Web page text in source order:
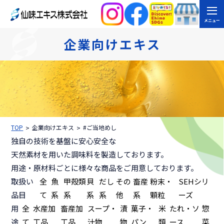
メニュー
企業向けエキス
TOP 企業向けエキス #ご当地めし
独自の技術を基盤に安心安全な
天然素材を用いた調味料を製造しております。
用途・原材料ごとに様々な商品をご用意しております。
取扱い
品目
全
て
魚
系
甲殻類
系
貝
系
だし
系
その
他
畜産
系
粉末・
顆粒
SEHシリ
ーズ
用
途
全
て
水産加
工品
畜産加
工品
スープ・
汁物
漬
物
菓子・
パン
米
類
たれ・ソ
ース
惣
菜